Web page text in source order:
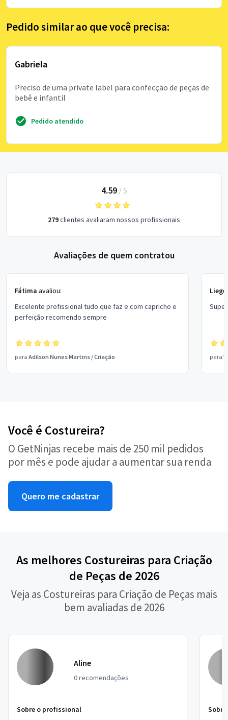
Pedido similar ao que você precisa:
Gabriela
Preciso de uma private label para confecção de peças de
bebê e infantil
Pedido atendido
4.59/ 5
279clientes avaliaram nossos profissionais
Avaliações de quem contratou
Fátima avaliou:
Excelente profissional tudo que faz e com capricho e
perfeição recomendo sempre
para Adilson Nunes Martins /Criação
Liege
para
Você é Costureira?
O GetNinjas recebe mais de 250 mil pedidos
por mês e pode ajudar a aumentar sua renda
Quero me cadastrar
As melhores Costureiras para Criação
de Peças de 2026
Veja as Costureiras para Criação de Peças mais
bem avaliadas de 2026
Aline
0 recomendações
Sobre o profissional